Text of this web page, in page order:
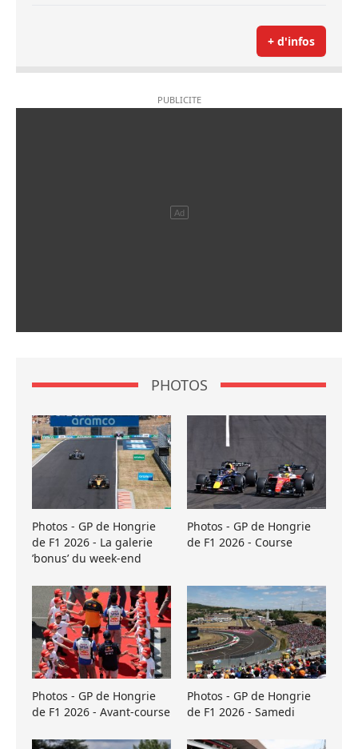
+ d'infos
PHOTOS
Photos - GP de Hongrie
de F1 2026 - La galerie
’bonus’ du week-end
Photos - GP de Hongrie
de F1 2026 - Course
Photos - GP de Hongrie
de F1 2026 - Avant-course
Photos - GP de Hongrie
de F1 2026 - Samedi